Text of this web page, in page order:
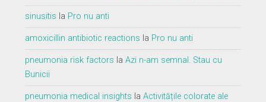
sinusitis la Pro nu anti
amoxicillin antibiotic reactions la Pro nu anti
pneumonia risk factors la Azi n-am semnal. Stau cu
Bunicii
pneumonia medical insights la Activitățile colorate ale